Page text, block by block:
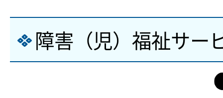
障害（児）福祉サー